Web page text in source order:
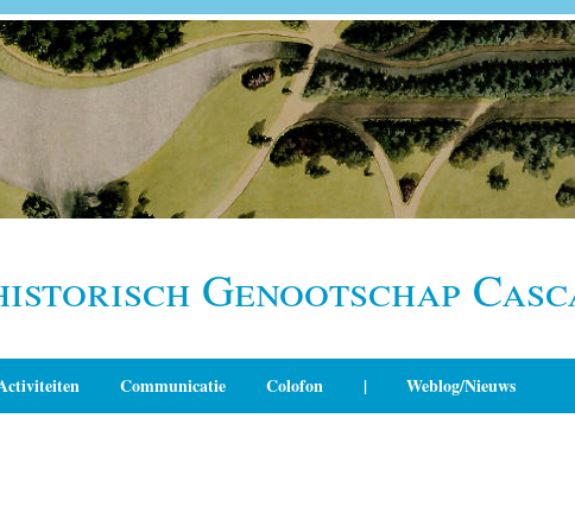
Genootschap
Communicatie Colofon | Weblog/Nieuws